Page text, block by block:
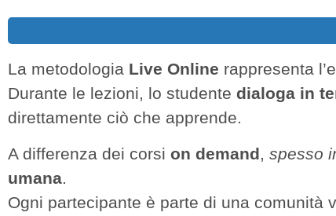
La metodologia Live Online rappresenta
Durante le lezioni, lo studente dialoga in
direttamente ciò che apprende.
A differenza dei corsi on demand spesso
umana
Ogni partecipante è parte di una comunità